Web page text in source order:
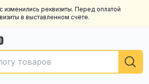
изменились реквизиты. Перед оплатой
в выставленном счёте.